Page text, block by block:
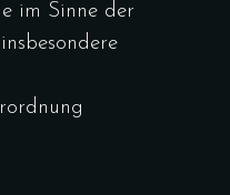
im Sinne der